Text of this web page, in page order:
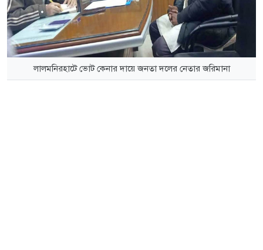
লালমনিরহাটে ভোট কেনার দায়ে জনতা দলের নেতার জরিমানা